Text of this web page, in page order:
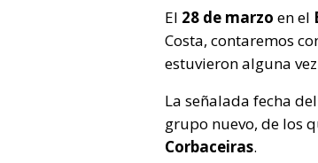
El 28 de marzo en el
Costa, contaremos
estuvieron alguna
La señalada fecha del
grupo nuevo, de los
Corbaceiras.